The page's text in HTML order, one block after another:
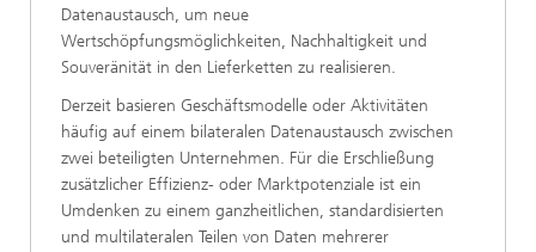
Datenaustausch, um neue
Wertschöpfungsmöglichkeiten, Nachhaltigkeit und
Souveränität in den Lieferketten zu realisieren.
Derzeit basieren Geschäftsmodelle oder Aktivitäten
häufig auf einem bilateralen Datenaustausch zwischen
zwei beteiligten Unternehmen. Für die Erschließung
zusätzlicher Effizienz- oder Marktpotenziale ist ein
Umdenken zu einem ganzheitlichen, standardisierten
und multilateralen Teilen von Daten mehrerer